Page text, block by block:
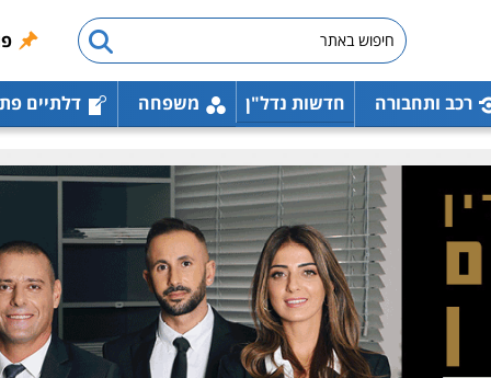
רכב ותחבורה חדשות נדל"ן משפחה דלתיים